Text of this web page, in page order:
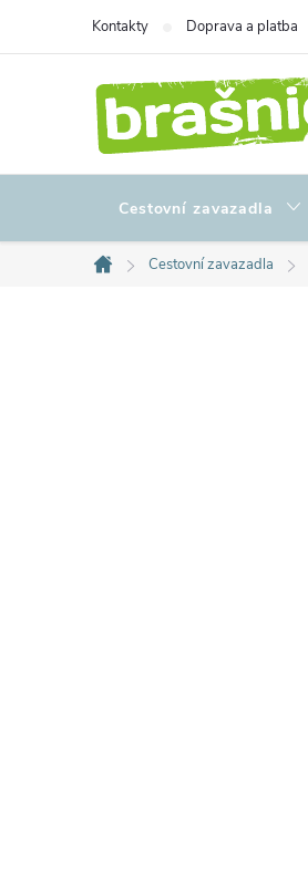
Kontakty Doprava a platba
Cestovní zavazadla
Domů
Cestovní zavazadla